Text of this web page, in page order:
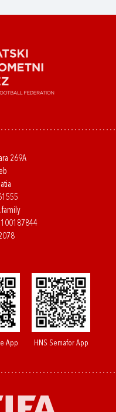
269A
App HNS Semafor App